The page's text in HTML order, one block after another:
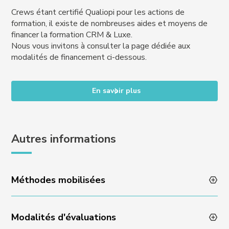
Crews étant certifié Qualiopi pour les actions de
formation, il existe de nombreuses aides et moyens de
financer la formation CRM & Luxe.
Nous vous invitons à consulter la page dédiée aux
modalités de financement ci-dessous.
En savoir plus
Autres informations
Méthodes mobilisées
Animation des formations par des professionnels en
Modalités d'évaluations